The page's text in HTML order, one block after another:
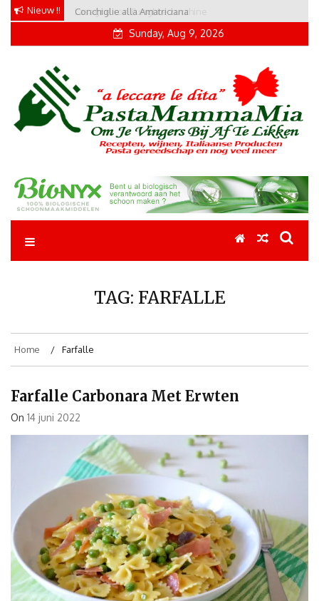
Skip
Nieuw !! Conchiglie alla Amatriciana
Sunday, Aug 9, 2026
Pastamammamia
Pastarecepten om je vingers bij af te likken
TAG: FARFALLE
Home Farfalle
Farfalle Carbonara Met Erwten
On 14 juni 2022